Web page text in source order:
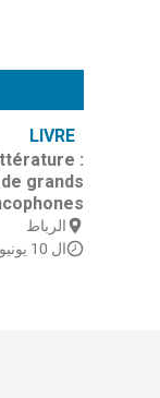
LIVRE
:
grands
الرباط
ال 10 يونيو 2021 à 11:00